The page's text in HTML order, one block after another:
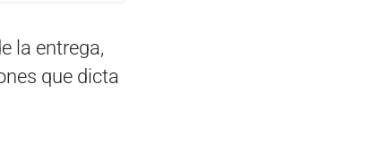
la entrega,
que dicta